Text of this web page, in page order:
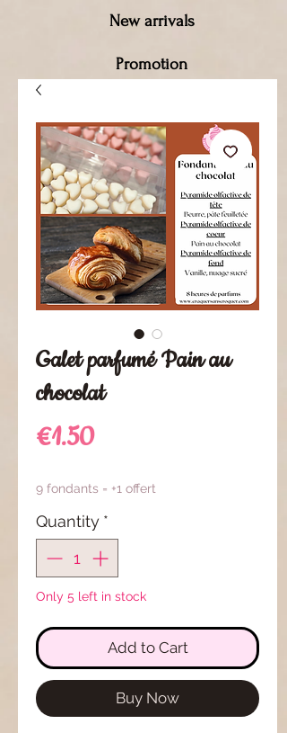
New arrivals
Promotion
Galet parfumé Pain au
chocolat
€1.50Price
9 fondants = +1 offert
Quantity *
Only 5 left in stock
Add to Cart
Buy Now